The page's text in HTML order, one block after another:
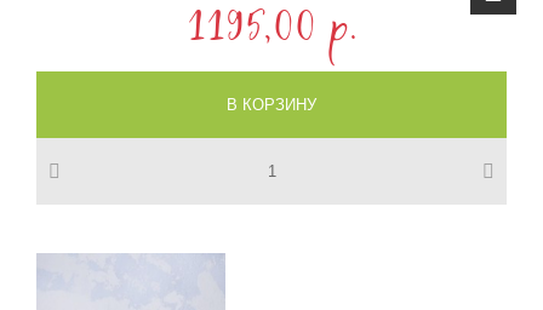
1195,00 p.